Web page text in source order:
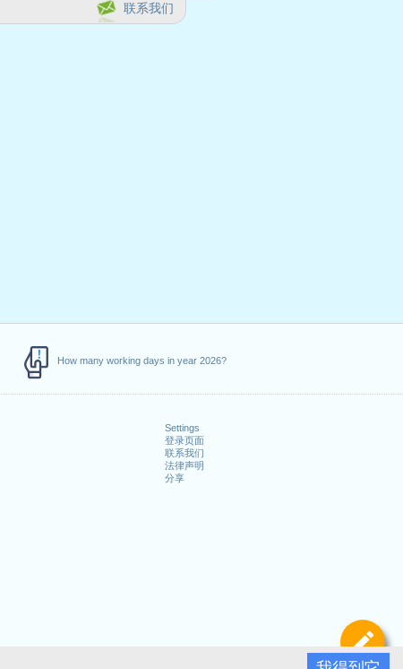
How many working days in year 2026?
Settings
登录页面
联系我们
法律声明
分享
定
联系我们